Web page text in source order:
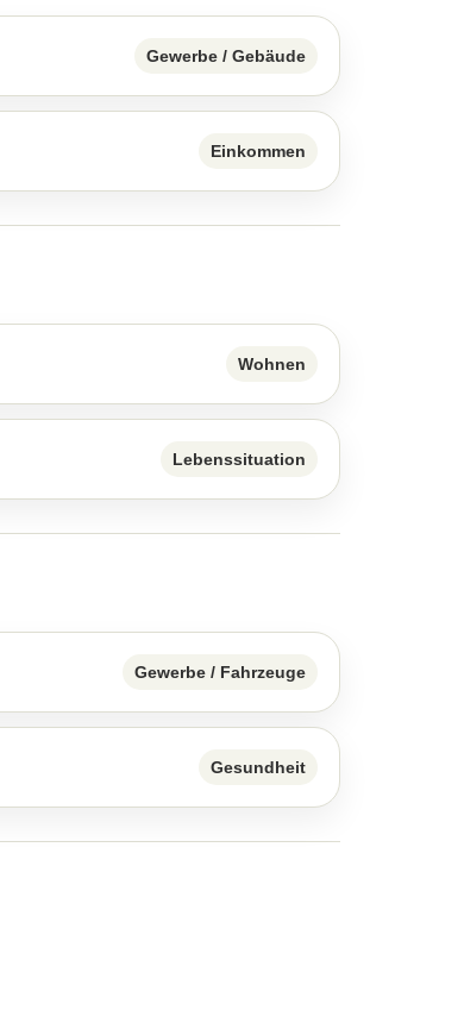
Gewerbe / Gebäude
Einkommen
Wohnen
Lebenssituation
Gewerbe / Fahrzeuge
Gesundheit